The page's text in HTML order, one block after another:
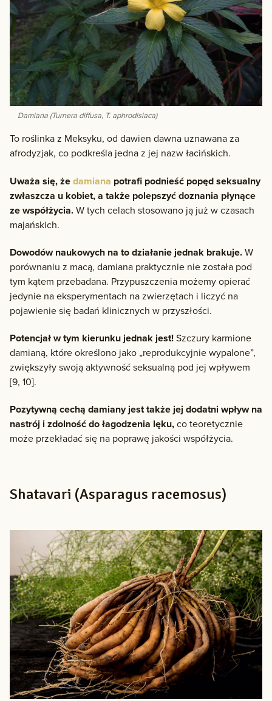
Damiana (Turnera diffusa, T. aphrodisiaca)
To roślinka z Meksyku, od dawien dawna uznawana za
afrodyzjak, co podkreśla jedna z jej nazw łacińskich.
Uważa się, żedamiana potrafi podnieść popęd seksualny
zwłaszcza u kobiet, a także polepszyć doznania płynące
ze współżycia.W tych celach stosowano ją już w czasach
majańskich.
Dowodów naukowych na to działanie jednak brakuje.W
porównaniu z macą, damiana praktycznie nie została pod
tym kątem przebadana. Przypuszczenia możemy opierać
jedynie na eksperymentach na zwierzętach i liczyć na
pojawienie się badań klinicznych w przyszłości.
Potencjał w tym kierunku jednak jest!Szczury karmione
damianą, które określono jako „reprodukcyjnie wypalone”,
zwiększyły swoją aktywność seksualną pod jej wpływem
[9, 10].
Pozytywną cechą damiany jest także jej dodatni wpływ na
nastrój i zdolność do łagodzenia lęku,co teoretycznie
może przekładać się na poprawę jakości współżycia.
Shatavari (Asparagus racemosus)